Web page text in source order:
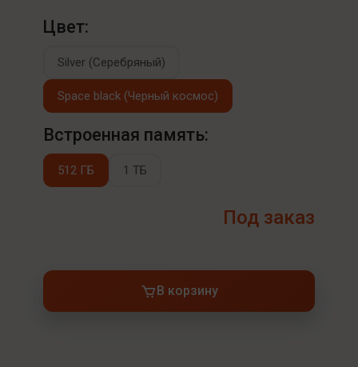
Цвет:
Silver (Серебряный)
Space black (Черный космос)
Встроенная память:
512 ГБ 1 ТБ
Под заказ
В корзину